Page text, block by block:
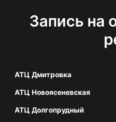
Запись на
АТЦ Дмитровка
АТЦ Новоясеневская
АТЦ Долгопрудный